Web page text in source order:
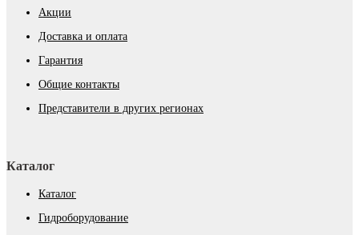
Акции
Доставка и оплата
Гарантия
Общие контакты
Представители в других регионах
Каталог
Каталог
Гидроборудование